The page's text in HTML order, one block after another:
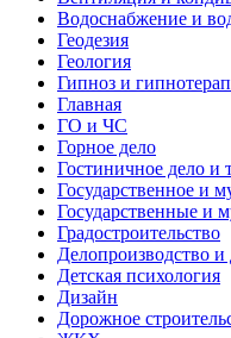
Водоснабжение и
Геодезия
Геология
Гипноз и
Главная
ГО и ЧС
Горное дело
Гостиничное дело и
Государственное и
Государственные и
Градостроительство
Делопроизводство
Детская психология
Дизайн
Дорожное